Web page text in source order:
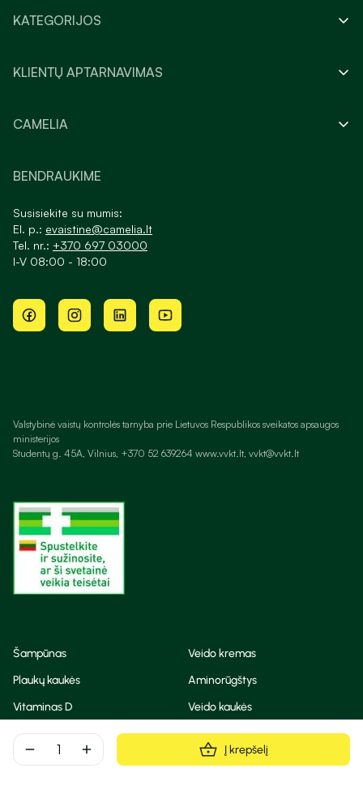
remove add Į krepšelį
KATEGORIJOS
KLIENTŲ APTARNAVIMAS
CAMELIA
BENDRAUKIME
Susisiekite su mumis:
El. p.: evaistine@camelia.lt
Tel. nr.: +370 697 03000
I-V 08:00 - 18:00
Valstybinė vaistų kontrolės tarnyba prie Lietuvos Respublikos sveikatos apsaugos
ministerijos
Studentų g. 45A, Vilnius, +370 52 639264 www.vvkt.lt, vvkt@vvkt.lt
Šampūnas
Veido kremas
Plaukų kaukės
Aminorūgštys
Vitaminas D
Veido kaukės
Korėjietiška kosmetika
Eteriniai aliejai
Dezodorantas
BB ir CC kremas